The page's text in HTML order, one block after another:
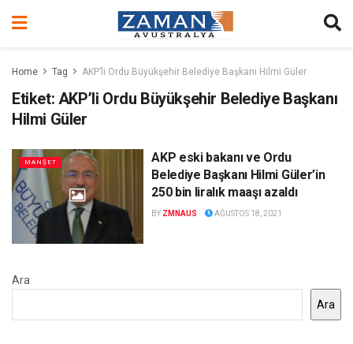
Home Tag AKP’li Ordu Büyükşehir Belediye Başkanı Hilmi Güler
Etiket: AKP’li Ordu Büyükşehir Belediye Başkanı
Hilmi Güler
MANŞET
AKP eski bakanı ve Ordu
Belediye Başkanı Hilmi Güler’in
250 bin liralık maaşı azaldı
BY ZMNAUS AĞUSTOS 18, 2021
Ara
Ara